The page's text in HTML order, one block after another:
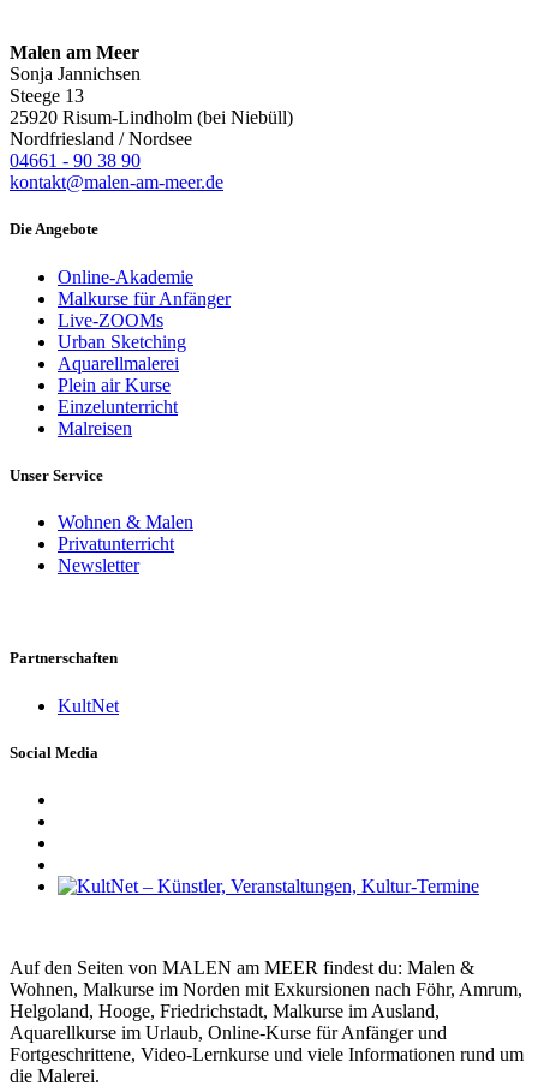
Malen am Meer
Sonja Jannichsen
Steege 13
25920 Risum-Lindholm (bei Niebüll)
Nordfriesland / Nordsee
04661 - 90 38 90
kontakt@malen-am-meer.de
Die Angebote
Online-Akademie
Malkurse für Anfänger
Live-ZOOMs
Urban Sketching
Aquarellmalerei
Plein air Kurse
Einzelunterricht
Malreisen
Unser Service
Wohnen & Malen
Privatunterricht
Newsletter
Partnerschaften
KultNet
Social Media
Auf den Seiten von MALEN am MEER findest du: Malen &
Wohnen, Malkurse im Norden mit Exkursionen nach Föhr, Amrum,
Helgoland, Hooge, Friedrichstadt, Malkurse im Ausland,
Aquarellkurse im Urlaub, Online-Kurse für Anfänger und
Fortgeschrittene, Video-Lernkurse und viele Informationen rund um
die Malerei.